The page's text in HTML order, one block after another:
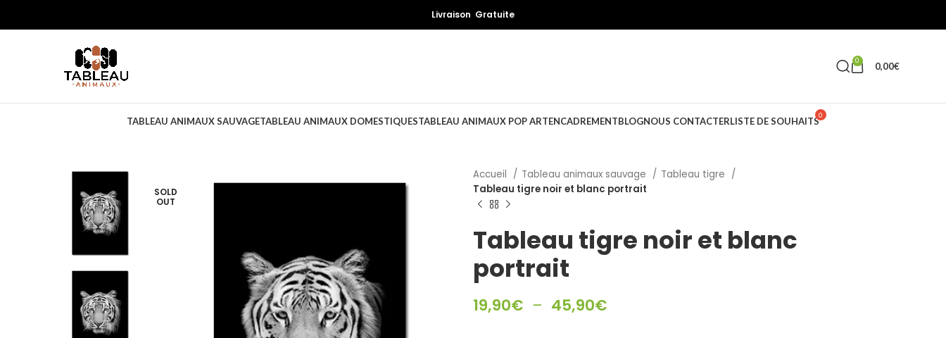
Livraison Gratuite
0 0,00€
TABLEAU ANIMAUX SAUVAGETABLEAU ANIMAUX DOMESTIQUESTABLEAU ANIMAUX POP ARTENCADREMENTBLOGNOUS CONTACTERLISTE DE SOUHAITS
SOLD
OUT
Accueil Tableau animaux sauvage
Tableau tigre
Tableau tigre noir et blanc portrait
Tableau tigre noir et blanc
portrait
19,90€ – 45,90€